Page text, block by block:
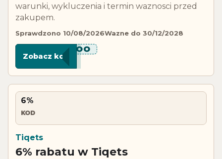
warunki, wykluczenia i termin waznosci przed
zakupem.
Sprawdzono 10/08/2026Wazne do 30/12/2028
****ZOO
Zobacz kod
6%
KOD
Tiqets
6% rabatu w Tiqets